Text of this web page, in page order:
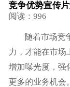
竞争优势宣传
阅读：996
随着市场竞
力，才能在市场
增加曝光度，强
更多的业务机会。